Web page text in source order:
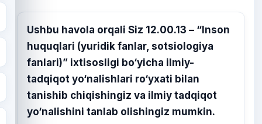
Ushbu havola orqali Siz 12.00.13 – “Inson
huquqlari (yuridik fanlar, sotsiologiya
fanlari)” ixtisosligi bo‘yicha ilmiy-
tadqiqot yo‘nalishlari ro‘yxati bilan
tanishib chiqishingiz va ilmiy tadqiqot
yo‘nalishini tanlab olishingiz mumkin.